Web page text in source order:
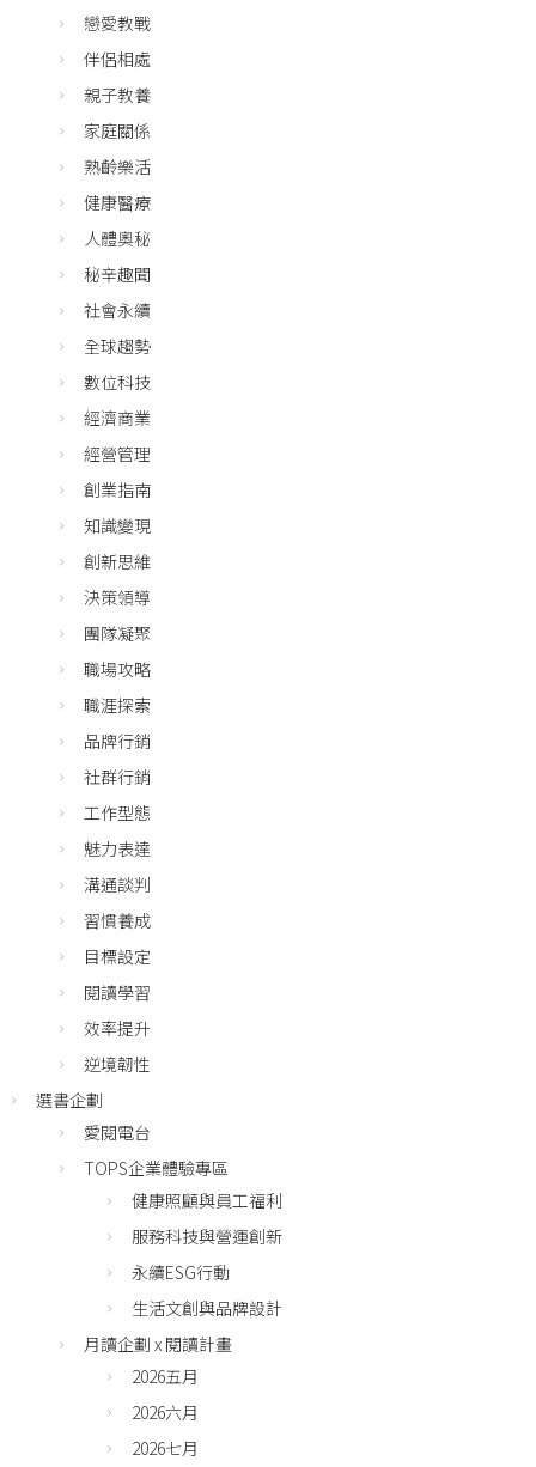
戀愛教戰
伴侶相處
親子教養
家庭關係
熟齡樂活
健康醫療
人體奧秘
秘辛趣聞
社會永續
全球趨勢
數位科技
經濟商業
經營管理
創業指南
知識變現
創新思維
決策領導
團隊凝聚
職場攻略
職涯探索
品牌行銷
社群行銷
工作型態
魅力表達
溝通談判
習慣養成
目標設定
閱讀學習
效率提升
逆境韌性
選書企劃
愛閱電台
TOPS企業體驗專區
健康照顧與員工福利
服務科技與營運創新
永續ESG行動
生活文創與品牌設計
月讀企劃 x 閱讀計畫
2026五月
2026六月
2026七月